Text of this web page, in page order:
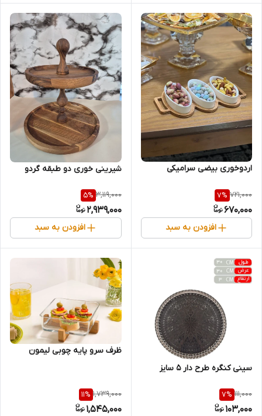
اردوخوری بیضی سرامیکی
721,000
7%
670,000
افزودن به سبد
شیرینی خوری دو طبقه گردو
3,119,000
5%
2,939,000
افزودن به سبد
سینی کنگره طرح دار 5 سایز
111,000
7%
103,000
ظرف سرو پایه چوبی لیمون
1,739,000
11%
1,545,000